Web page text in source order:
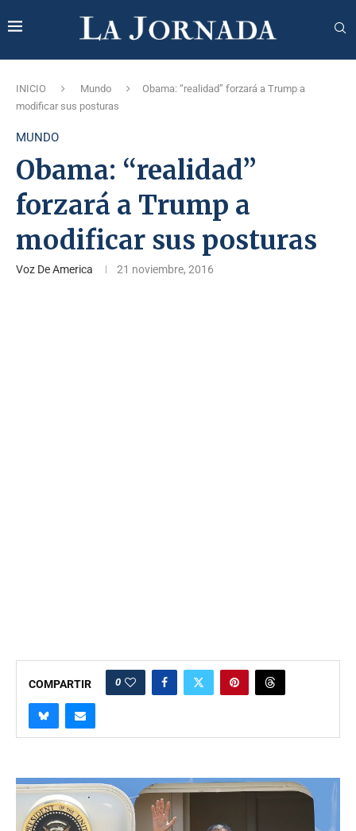
INICIO Mundo
Obama: “realidad” forzará a Trump a
modificar sus posturas
MUNDO
Obama: “realidad”
forzará a Trump a
modificar sus posturas
Voz De America 21 noviembre, 2016
COMPARTIR 0